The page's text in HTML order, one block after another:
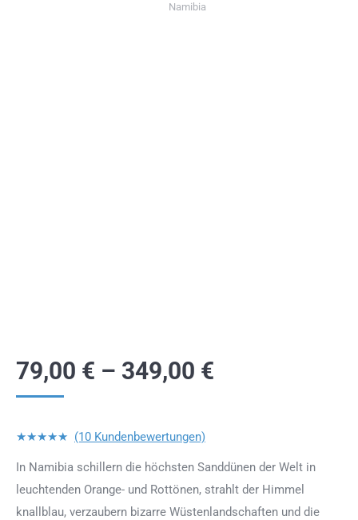
Namibia
79,00 € – 349,00 €
★★★★★ (10 Kundenbewertungen)
In Namibia schillern die höchsten Sanddünen der Welt in
leuchtenden Orange- und Rottönen, strahlt der Himmel
knallblau, verzaubern bizarre Wüstenlandschaften und die